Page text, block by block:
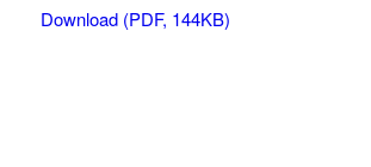
Download (PDF, 144KB)